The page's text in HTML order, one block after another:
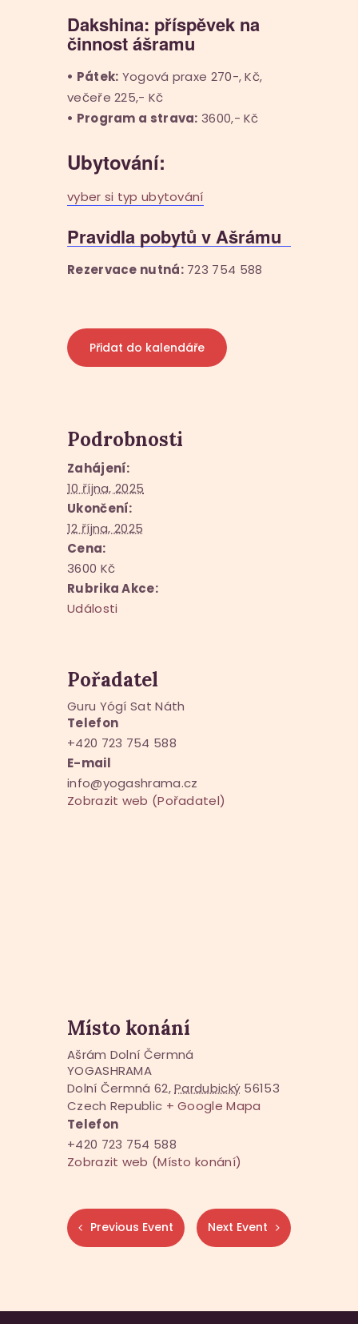
Dakshina: příspěvek na
činnost ášramu
• Pátek: Yogová praxe 270-, Kč,
večeře 225,- Kč
• Program a strava: 3600,- Kč
Ubytování:
vyber si typ ubytování
Pravidla pobytů v Ašrámu
Rezervace nutná:723 754 588
Přidat do kalendáře
Podrobnosti
Zahájení:
10 října, 2025
Ukončení:
12 října, 2025
Cena:
3600 Kč
Rubrika Akce:
Události
Pořadatel
Guru Yógí Sat Náth
Telefon
+420 723 754 588
E-mail
info@yogashrama.cz
Zobrazit web (Pořadatel)
Místo konání
Ašrám Dolní Čermná
YOGASHRAMA
Dolní Čermná 62, Pardubický 56153
Czech Republic + Google Mapa
Telefon
+420 723 754 588
Zobrazit web (Místo konání)
Previous Event Next Event